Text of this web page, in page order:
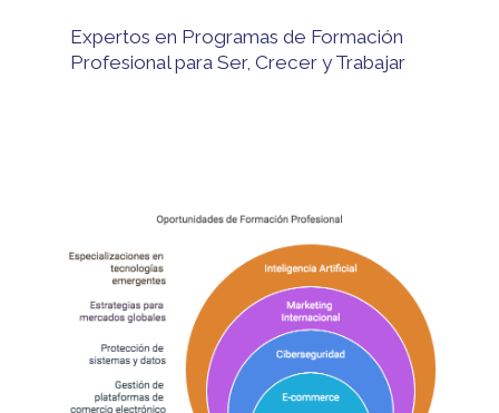
Expertos en Programas de Formación
Profesional para Ser, Crecer y Trabajar